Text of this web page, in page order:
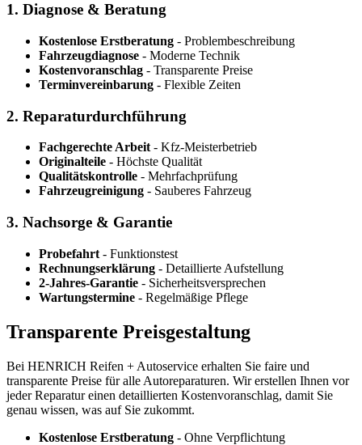
1. Diagnose & Beratung
Kostenlose Erstberatung - Problembeschreibung
Fahrzeugdiagnose - Moderne Technik
Kostenvoranschlag - Transparente Preise
Terminvereinbarung - Flexible Zeiten
2. Reparaturdurchführung
Fachgerechte Arbeit- Kfz-Meisterbetrieb
Originalteile - Höchste Qualität
Qualitätskontrolle - Mehrfachprüfung
Fahrzeugreinigung - Sauberes Fahrzeug
3. Nachsorge & Garantie
Probefahrt - Funktionstest
Rechnungserklärung - Detaillierte Aufstellung
2-Jahres-Garantie - Sicherheitsversprechen
Wartungstermine - Regelmäßige Pflege
Transparente Preisgestaltung
Bei HENRICH Reifen + Autoservice erhalten Sie faire und
transparente Preise für alle Autoreparaturen. Wir erstellen Ihnen vor
jeder Reparatur einen detaillierten Kostenvoranschlag, damit Sie
genau wissen, was auf Sie zukommt.
Kostenlose Erstberatung - Ohne Verpflichtung